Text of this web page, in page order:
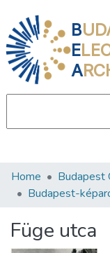
B
E
A
Communities &
Statistics
Home Budapest
Budapest-
Füge utca